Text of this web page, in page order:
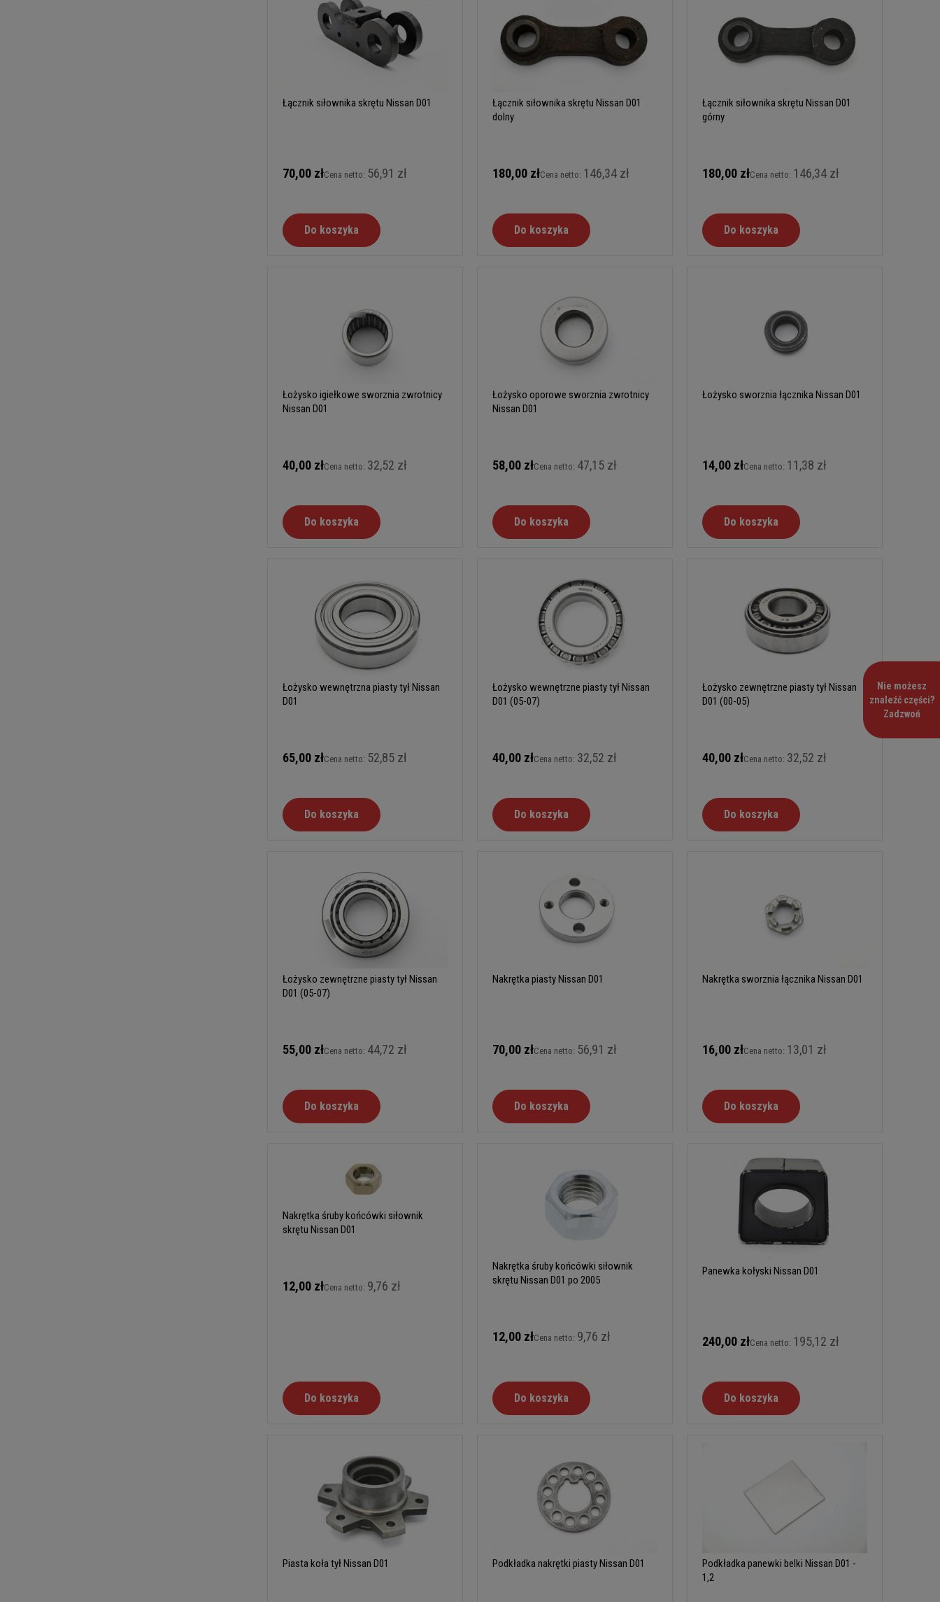
Łącznik siłownika skrętu Nissan D01
70,00 złCena netto: 56,91 zł
Do koszyka
Łącznik siłownika skrętu Nissan D01
dolny
180,00 złCena netto: 146,34 zł
Do koszyka
Łącznik siłownika skrętu Nissan D01
górny
180,00 złCena netto: 146,34 zł
Do koszyka
Łożysko igiełkowe sworznia zwrotnicy
Nissan D01
40,00 złCena netto: 32,52 zł
Do koszyka
Łożysko oporowe sworznia zwrotnicy
Nissan D01
58,00 złCena netto: 47,15 zł
Do koszyka
Łożysko sworznia łącznika Nissan D01
14,00 złCena netto: 11,38 zł
Do koszyka
Łożysko wewnętrzna piasty tył Nissan
D01
65,00 złCena netto: 52,85 zł
Do koszyka
Łożysko wewnętrzne piasty tył Nissan
D01 (05-07)
40,00 złCena netto: 32,52 zł
Do koszyka
Łożysko zewnętrzne piasty tył Nissan
D01 (00-05)
40,00 złCena netto: 32,52 zł
Do koszyka
Łożysko zewnętrzne piasty tył Nissan
D01 (05-07)
55,00 złCena netto: 44,72 zł
Do koszyka
Nakrętka piasty Nissan D01
70,00 złCena netto: 56,91 zł
Do koszyka
Nakrętka sworznia łącznika Nissan D01
16,00 złCena netto: 13,01 zł
Do koszyka
Nakrętka śruby końcówki siłownik
skrętu Nissan D01
12,00 złCena netto: 9,76 zł
Do koszyka
Nakrętka śruby końcówki siłownik
skrętu Nissan D01 po 2005
12,00 złCena netto: 9,76 zł
Do koszyka
Panewka kołyski Nissan D01
240,00 złCena netto: 195,12 zł
Do koszyka
Piasta koła tył Nissan D01 Podkładka nakrętki piasty Nissan D01
Podkładka panewki belki Nissan D01 -
1,2
Nie możesz
znaleźć części?
Zadzwoń